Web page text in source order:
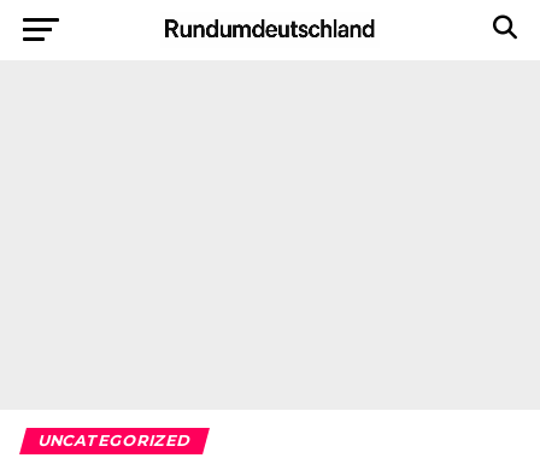
UNCATEGORIZED